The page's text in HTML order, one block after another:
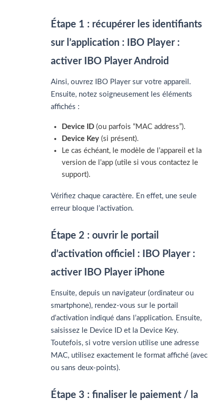
Étape 1 : récupérer les identifiants
sur l’application : IBO Player :
activer IBO Player Android
Ainsi, ouvrez IBO Player sur votre appareil.
Ensuite, notez soigneusement les éléments
affichés :
Device ID (ou parfois “MAC address”).
Device Key (si présent).
Le cas échéant, le modèle de l’appareil et la
version de l’app (utile si vous contactez le
support).
Vérifiez chaque caractère. En effet, une seule
erreur bloque l’activation.
Étape 2 : ouvrir le portail
d’activation officiel : IBO Player :
activer IBO Player iPhone
Ensuite, depuis un navigateur (ordinateur ou
smartphone), rendez-vous sur le portail
d’activation indiqué dans l’application. Ensuite,
saisissez le Device ID et la Device Key.
Toutefois, si votre version utilise une adresse
MAC, utilisez exactement le format affiché (avec
ou sans deux-points).
Étape 3 : finaliser le paiement / la